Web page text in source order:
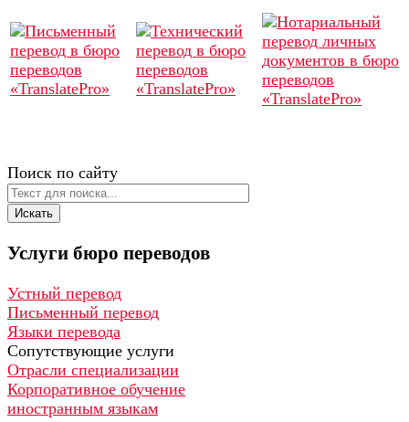
Поиск по сайту
Искать
Услуги бюро переводов
Устный перевод
Письменный перевод
Языки перевода
Сопутствующие услуги
Отрасли специализации
Корпоративное обучение
иностранным языкам